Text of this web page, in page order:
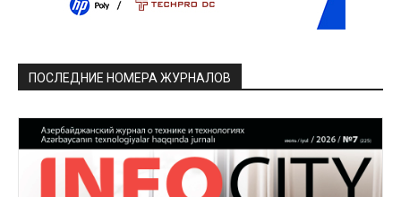
ПОСЛЕДНИЕ НОМЕРА ЖУРНАЛОВ